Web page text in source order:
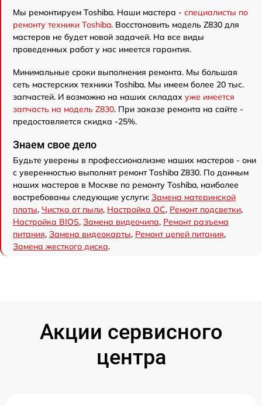
Мы ремонтируем Toshiba. Наши мастера - специалисты по
ремонту техники Toshiba. Восстановить модель Z830 для
мастеров не будет новой задачей. На все виды
проведенных работ у нас имеется гарантия.
Минимальные сроки выполнения ремонта. Мы большая
сеть мастерских техники Toshiba. Мы имеем более 20 тыс.
запчастей. И возможно на наших складах уже имеется
запчасть на модель Z830. При заказе ремонта на сайте -
предоставляется скидка -25%.
Знаем свое дело
Будьте уверены в профессионализме наших мастеров - они
с уверенностью выполнят ремонт Toshiba Z830. По данным
наших мастеров в Москве по ремонту Toshiba, наиболее
востребованы следующие услуги: Замена материнской
платы, Чистка от пыли, Настройка ОС, Ремонт подсветки,
Настройка BIOS, Замена видеочипа, Ремонт разъема
питания, Замена видеокарты, Ремонт цепей питания,
Замена жесткого диска.
Акции сервисного
центра